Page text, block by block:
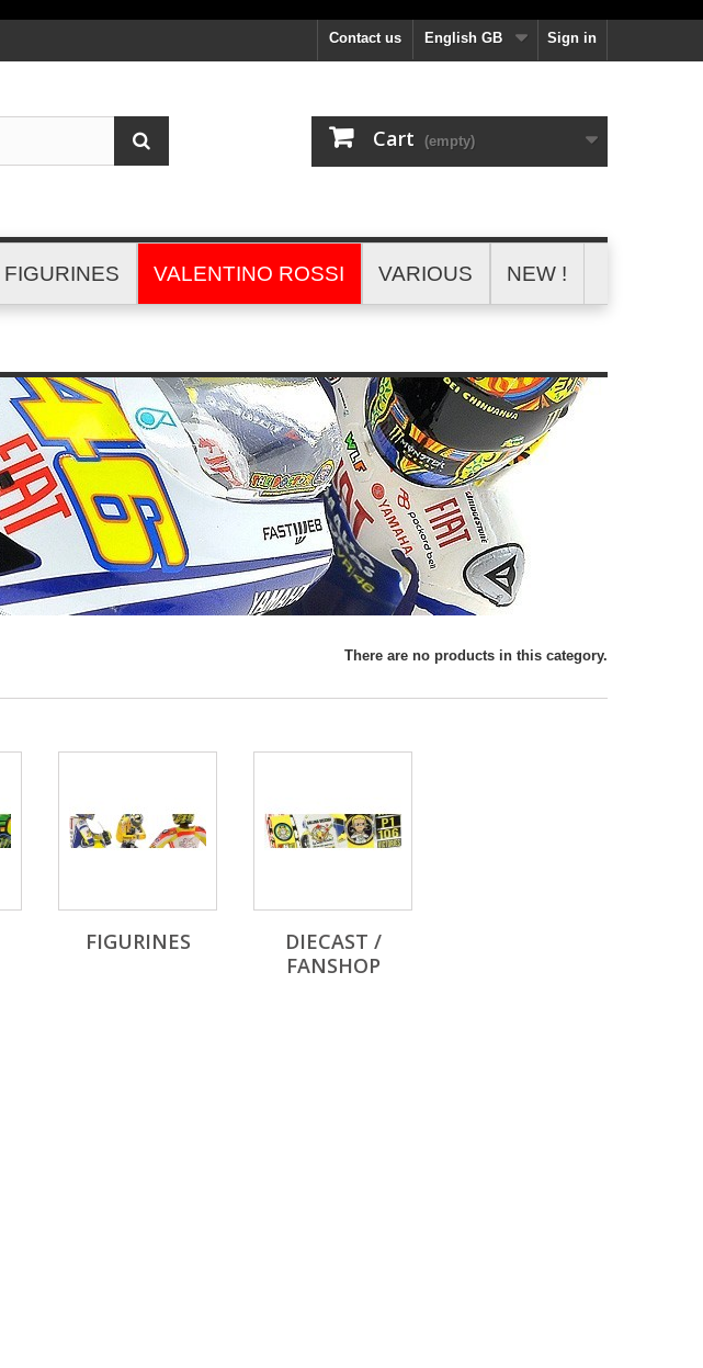
Sign in
English GB
Contact us
Cart (empty)
FIGURINES VALENTINO ROSSI VARIOUS NEW !
There are no products in this category.
FIGURINES
DIECAST /
FANSHOP